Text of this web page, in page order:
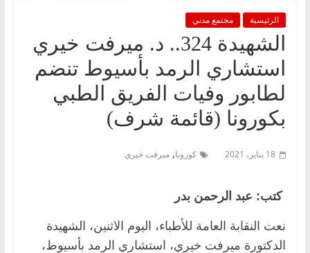
الرئيسية مجتمع مدني
الشهيدة 324.. د. ميرفت خيري
استشاري الرمد بأسيوط تنضم
لطابور وفيات الفريق الطبي
بكورونا (قائمة شرف)
18 يناير، 2021 كورونا, ميرفت خيري
كتب: عبد الرحمن بدر
نعت النقابة العامة للأطباء، اليوم الاثنين، الشهيدة
الدكتورة ميرفت خيري، استشاري الرمد بأسيوط،